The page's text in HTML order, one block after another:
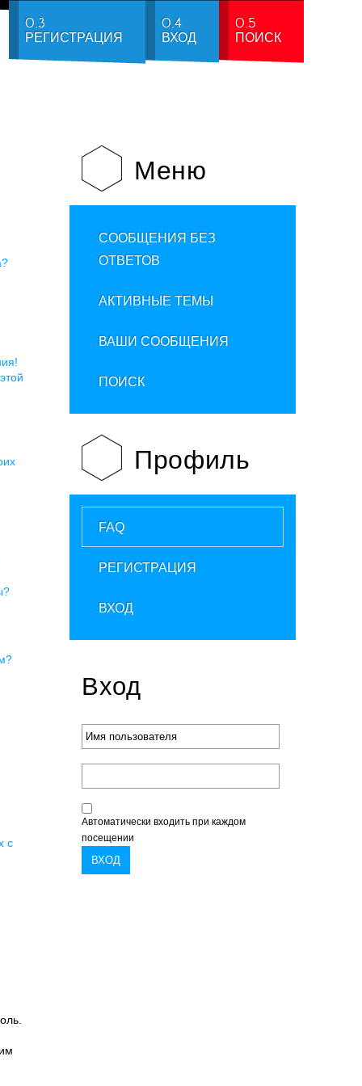
0.3
РЕГИСТРАЦИЯ
0.4
ВХОД
0.5
ПОИСК
с
Меню
СООБЩЕНИЯ БЕЗ
ОТВЕТОВ
АКТИВНЫЕ ТЕМЫ
ВАШИ СООБЩЕНИЯ
ПОИСК
Профиль
FAQ
РЕГИСТРАЦИЯ
ВХОД
Вход
Автоматически входить при каждом
посещении